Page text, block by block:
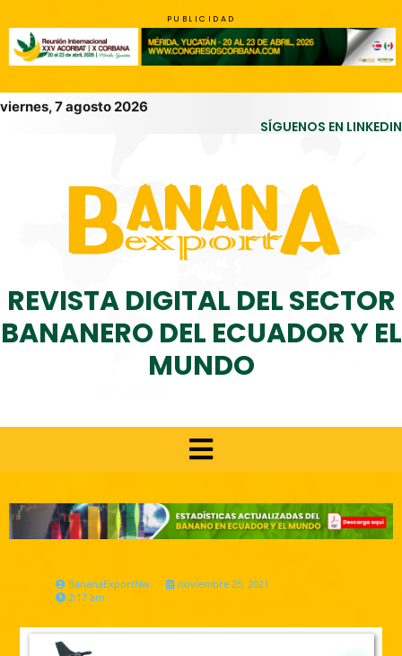
PUBLICIDAD
viernes, 7 agosto 2026
SÍGUENOS EN LINKEDIN
REVISTA DIGITAL DEL SECTOR
BANANERO DEL ECUADOR Y EL
MUNDO
BananaExportNw
noviembre 25, 2021
2:17 am